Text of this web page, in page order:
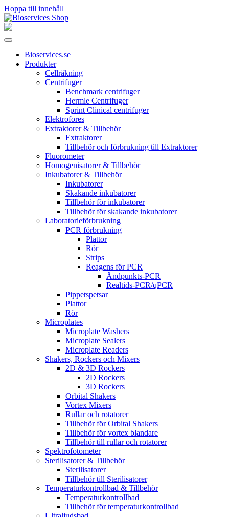
Hoppa till innehåll
Huvudnavigering
Bioservices.se
Produkter
Cellräkning
Centrifuger
Benchmark centrifuger
Hermle Centrifuger
Sprint Clinical centrifuger
Elektrofores
Extraktorer & Tillbehör
Extraktorer
Tillbehör och förbrukning till Extraktorer
Fluorometer
Homogenisatorer & Tillbehör
Inkubatorer & Tillbehör
Inkubatorer
Skakande inkubatorer
Tillbehör för inkubatorer
Tillbehör för skakande inkubatorer
Laboratorieförbrukning
PCR förbrukning
Plattor
Rör
Strips
Reagens för PCR
Ändpunkts-PCR
Realtids-PCR/qPCR
Pippetspetsar
Plattor
Rör
Microplates
Microplate Washers
Microplate Sealers
Microplate Readers
Shakers, Rockers och Mixers
2D & 3D Rockers
2D Rockers
3D Rockers
Orbital Shakers
Vortex Mixers
Rullar och rotatorer
Tillbehör för Orbital Shakers
Tillbehör för vortex blandare
Tillbehör till rullar och rotatorer
Spektrofotometer
Sterilisatorer & Tillbehör
Sterilisatorer
Tillbehör till Sterilisatorer
Temperaturkontrollbad & Tillbehör
Temperaturkontrollbad
Tillbehör för temperaturkontrollbad